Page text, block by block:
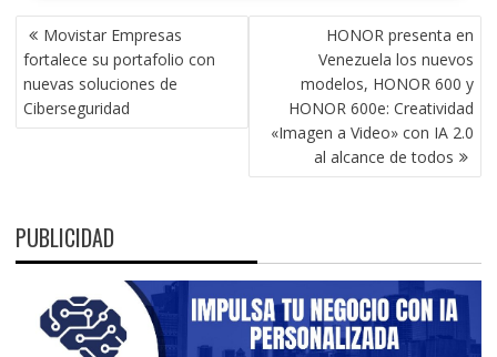
NAVEGACIÓN
DE
ENTRADAS
Movistar Empresas
fortalece su portafolio con
nuevas soluciones de
Ciberseguridad
HONOR presenta en
Venezuela los nuevos
modelos, HONOR 600 y
HONOR 600e: Creatividad
«Imagen a Video» con IA 2.0
al alcance de todos
PUBLICIDAD